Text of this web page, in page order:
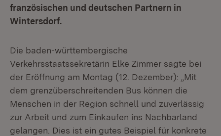
französischen und deutschen Partnern in
Wintersdorf.
Die baden-württembergische
Verkehrsstaatssekretärin Elke Zimmer sagte bei
der Eröffnung am Montag (12. Dezember): „Mit
dem grenzüberschreitenden Bus können die
Menschen in der Region schnell und zuverlässig
zur Arbeit und zum Einkaufen ins Nachbarland
gelangen. Dies ist ein gutes Beispiel für konkrete